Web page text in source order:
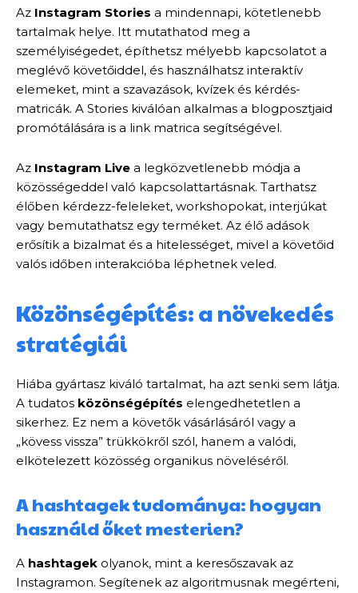
Az Instagram Stories a mindennapi, kötetlenebb
tartalmak helye. Itt mutathatod meg a
személyiségedet, építhetsz mélyebb kapcsolatot a
meglévő követőiddel, és használhatsz interaktív
elemeket, mint a szavazások, kvízek és kérdés-
matricák. A Stories kiválóan alkalmas a blogposztjaid
promótálására is a link matrica segítségével.
Az Instagram Live a legközvetlenebb módja a
közösségeddel való kapcsolattartásnak. Tarthatsz
élőben kérdezz-feleleket, workshopokat, interjúkat
vagy bemutathatsz egy terméket. Az élő adások
erősítik a bizalmat és a hitelességet, mivel a követőid
valós időben interakcióba léphetnek veled.
Közönségépítés: a növekedés
stratégiái
Hiába gyártasz kiváló tartalmat, ha azt senki sem látja.
A tudatos közönségépítés elengedhetetlen a
sikerhez. Ez nem a követők vásárlásáról vagy a
„kövess vissza” trükkökről szól, hanem a valódi,
elkötelezett közösség organikus növeléséről.
A hashtagek tudománya: hogyan
használd őket mesterien?
A hashtagek olyanok, mint a keresőszavak az
Instagramon. Segítenek az algoritmusnak megérteni,